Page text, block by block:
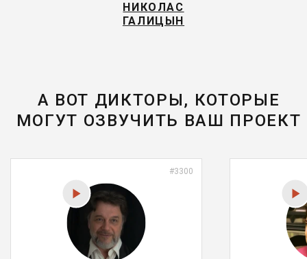
НИКОЛАС
ГАЛИЦЫН
А ВОТ ДИКТОРЫ, КОТОРЫЕ
МОГУТ ОЗВУЧИТЬ ВАШ ПРОЕКТ
#3300